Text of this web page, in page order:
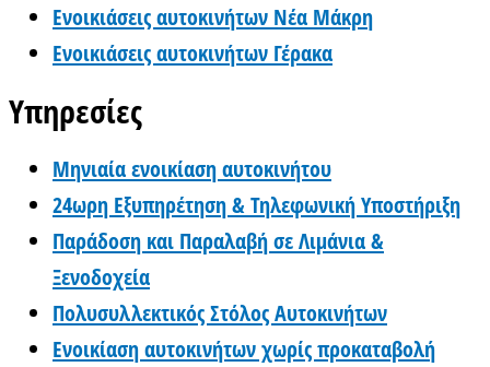
Ενοικιάσεις αυτοκινήτων Νέα Μάκρη
Ενοικιάσεις αυτοκινήτων Γέρακα
Υπηρεσίες
Μηνιαία ενοικίαση αυτοκινήτου
24ωρη Εξυπηρέτηση & Τηλεφωνική Υποστήριξη
Παράδοση και Παραλαβή σε Λιμάνια &
Ξενοδοχεία
Πολυσυλλεκτικός Στόλος Αυτοκινήτων
Ενοικίαση αυτοκινήτων χωρίς προκαταβολή